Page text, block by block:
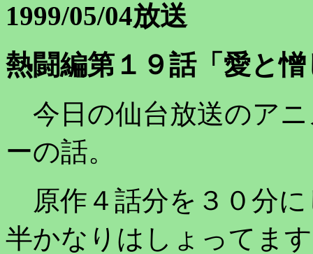
1999/05/04放送
熱闘編第１９話「愛と
今日の仙台放送のア
ーの話。
原作４話分を３０分
半かなりはしょってま